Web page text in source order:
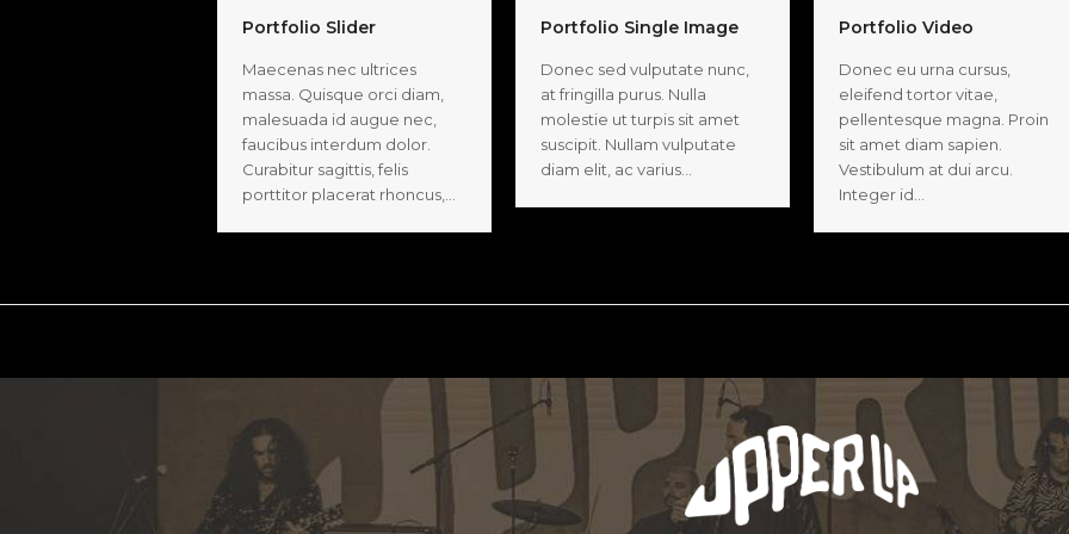
Portfolio Slider
Maecenas nec ultrices
massa. Quisque orci diam,
malesuada id augue nec,
faucibus interdum dolor.
Curabitur sagittis, felis
porttitor placerat rhoncus,…
Portfolio Single Image
Donec sed vulputate nunc,
at fringilla purus. Nulla
molestie ut turpis sit amet
suscipit. Nullam vulputate
diam elit, ac varius…
Portfolio Video
Donec eu urna cursus,
eleifend tortor vitae,
pellentesque magna. Proin
sit amet diam sapien.
Vestibulum at dui arcu.
Integer id…